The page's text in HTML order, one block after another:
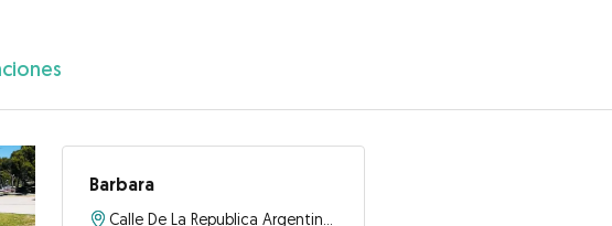
Barbara